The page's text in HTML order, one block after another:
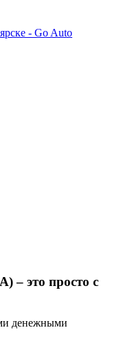
– это просто с
денежными